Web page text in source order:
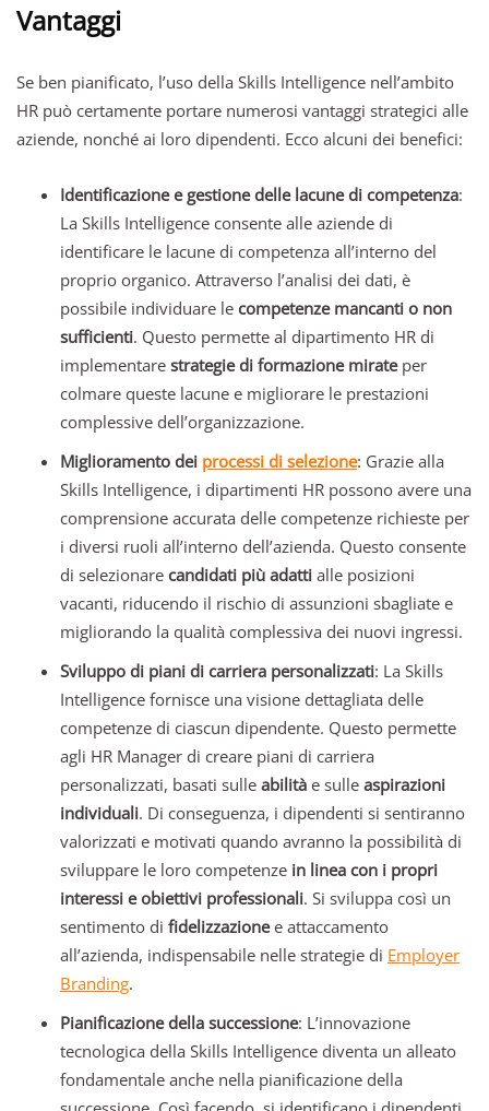
Vantaggi
Se ben pianificato, l’uso della Skills Intelligence nell’ambito
HR può certamente portare numerosi vantaggi strategici alle
aziende, nonché ai loro dipendenti. Ecco alcuni dei benefici:
Identificazione e gestione delle lacune di competenza:
La Skills Intelligence consente alle aziende di
identificare le lacune di competenza all’interno del
proprio organico. Attraverso l’analisi dei dati, è
possibile individuare le competenze mancanti o non
sufficienti. Questo permette al dipartimento HR di
implementare strategie di formazione mirateper
colmare queste lacune e migliorare le prestazioni
complessive dell’organizzazione.
Miglioramento dei processi di selezione: Grazie alla
Skills Intelligence, i dipartimenti HR possono avere una
comprensione accurata delle competenze richieste per
i diversi ruoli all’interno dell’azienda. Questo consente
di selezionare candidati più adatti alle posizioni
vacanti, riducendo il rischio di assunzioni sbagliate e
migliorando la qualità complessiva dei nuovi ingressi.
Sviluppo di piani di carriera personalizzati: La Skills
Intelligence fornisce una visione dettagliata delle
competenze di ciascun dipendente. Questo permette
agli HR Manager di creare piani di carriera
personalizzati, basati sulle abilità e sulle aspirazioni
individuali. Di conseguenza, i dipendenti si sentiranno
valorizzati e motivati quando avranno la possibilità di
sviluppare le loro competenze in linea con i propri
interessi e obiettivi professionali. Si sviluppa così un
sentimento di fidelizzazionee attaccamento
all’azienda, indispensabile nelle strategie di Employer
Branding.
Pianificazione della successione: L’innovazione
tecnologica della Skills Intelligence diventa un alleato
fondamentale anche nella pianificazione della